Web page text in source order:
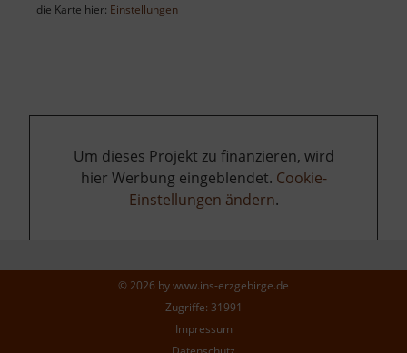
die Karte hier: Einstellungen
Um dieses Projekt zu finanzieren, wird
hier Werbung eingeblendet. Cookie-
Einstellungen ändern.
© 2026 bywww.ins-erzgebirge.de
Zugriffe: 31991
Impressum